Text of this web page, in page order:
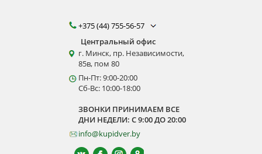
+375 (44) 755-56-57
Центральный офис
г. Минск, пр. Независимости,
85в, пом 80
Пн-Пт: 9:00-20:00
Сб-Вс: 10:00-18:00
ЗВОНКИ ПРИНИМАЕМ ВСЕ
ДНИ НЕДЕЛИ: С 9:00 ДО 20:00
info@kupidver.by